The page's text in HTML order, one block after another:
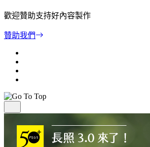
歡迎贊助支持好內容製作
贊助我們